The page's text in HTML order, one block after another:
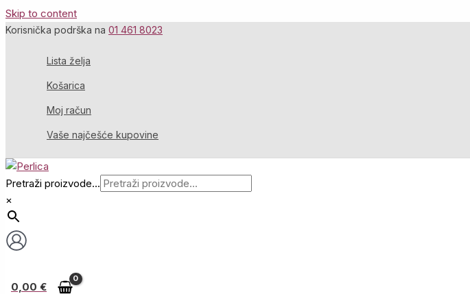
Skip to content
Korisnička podrška na 01 461 8023
Lista želja
Košarica
Moj račun
Vaše najčešće kupovine
Pretraži proizvode...
×
0,00 €